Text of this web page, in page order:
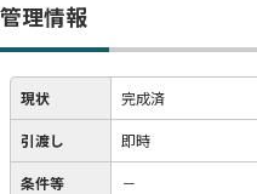
管理情報
現状 完成済
引渡し 即時
条件等 －